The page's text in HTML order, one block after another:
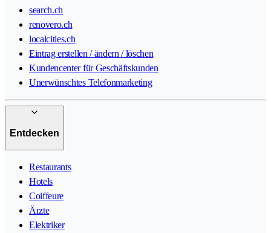
search.ch
renovero.ch
localcities.ch
Eintrag erstellen / ändern / löschen
Kundencenter für Geschäftskunden
Unerwünschtes Telefonmarketing
Entdecken
Restaurants
Hotels
Coiffeure
Ärzte
Elektriker